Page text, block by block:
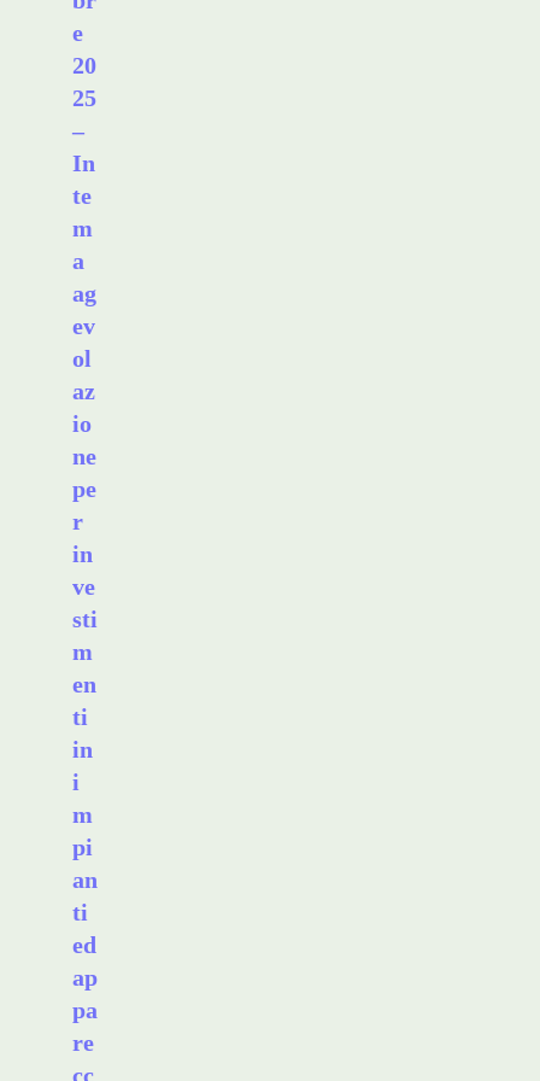
e
20
25
–
In
te
m
a
ag
ev
ol
az
io
ne
pe
r
in
ve
sti
m
en
ti
in
i
m
pi
an
ti
ed
ap
pa
re
cc